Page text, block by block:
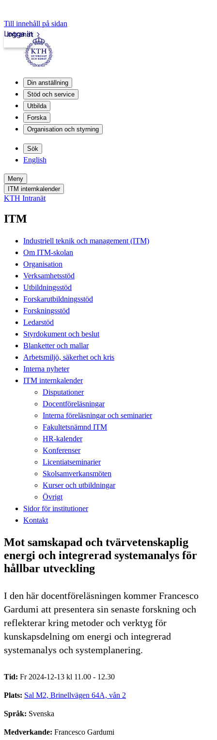
Till innehåll på sidan
Intranät
Logga in
Din anställning
Stöd och service
Utbilda
Forska
Organisation och styrning
Sök
English
Meny
ITM internkalender
KTH Intranät
ITM
Industriell teknik och management (ITM)
Om ITM-skolan
Organisation
Verksamhetsstöd
Utbildningsstöd
Forskarutbildningsstöd
Forskningsstöd
Ledarstöd
Styrdokument och beslut
Blanketter och mallar
Arbetsmiljö, säkerhet och kris
Interna nyheter
ITM internkalender
Disputationer
Docentföreläsningar
Interna föreläsningar och seminarier
Fakultetsnämnd ITM
HR-kalender
Konferenser
Licentiatseminarier
Skolsamverkansmöten
Kurser och utbildningar
Övrigt
Sidor för institutioner
Kontakt
Mot samskapad och tvärvetenskaplig
energi och integrerad systemanalys för
hållbar utveckling
I den här docentföreläsningen kommer Francesco
Gardumi att presentera sin senaste forskning och
reflekterar kring metoder och verktyg för
kunskapsdelning om energi och integrerad
systemanalys och systemplanering.
Tid: Fr 2024-12-13 kl 11.00 - 12.30
Plats: Sal M2, Brinellvägen 64A, vån 2
Språk: Svenska
Medverkande: Francesco Gardumi